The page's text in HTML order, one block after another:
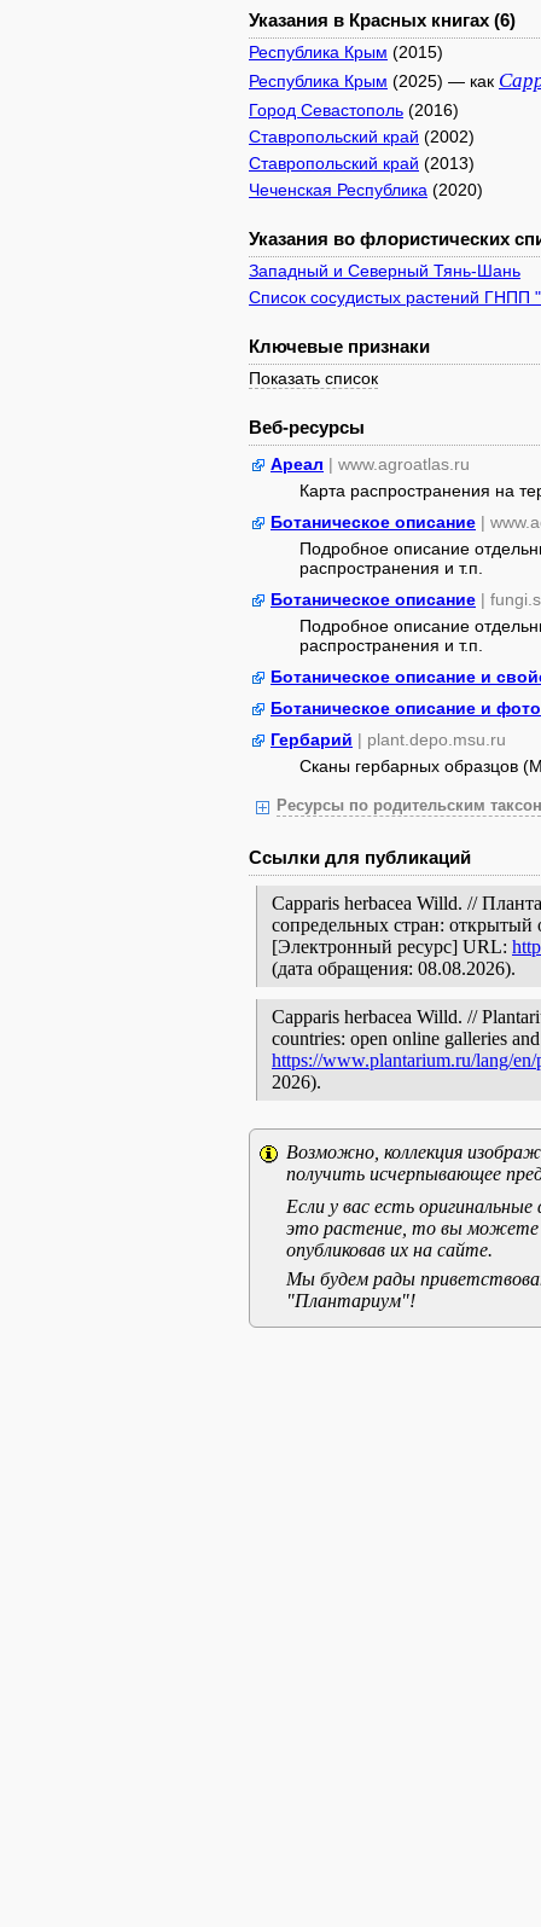
Указания в Красных книгах (6)
Республика Крым (2015)
Республика Крым (2025) — как
Город Севастополь (2016)
Ставропольский край (2002)
Ставропольский край (2013)
Чеченская Республика (2020)
Указания во флористических
Западный и Северный Тянь-Шань
Список сосудистых растений ГНПП
Ключевые признаки
Показать список
Веб-ресурсы
Ареал | www.agroatlas.ru
Карта распространения на
Ботаническое описание |
Подробное описание
распространения и т.п.
Ботаническое описание |
Подробное описание
распространения и т.п.
Ботаническое описание и
Ботаническое описание и фото
Гербарий | plant.depo.msu.ru
Сканы гербарных образцов
Ресурсы по родительским
Ссылки для публикаций
Capparis herbacea Willd. //
сопредельных стран: открытый
[Электронный ресурс] URL:
(дата обращения: 08.08.2026).
Capparis herbacea Willd. //
countries: open online galleries
https://www.plantarium.ru/lang/
2026).
Возможно, коллекция
получить исчерпывающее
Если у вас есть
это растение, то вы можете
опубликовав их на сайте.
Мы будем рады
"Плантариум"!